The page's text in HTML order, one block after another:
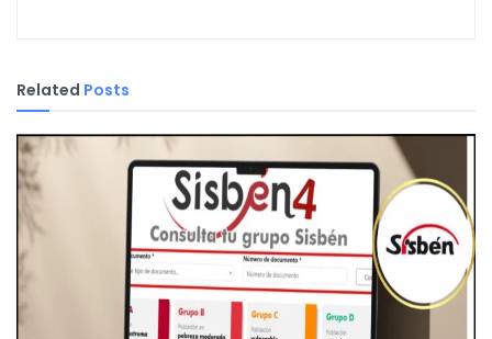
Related Posts